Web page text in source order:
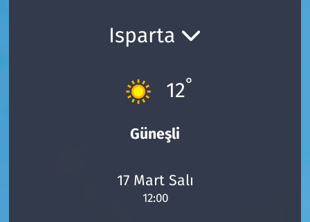
Isparta
12°
Güneşli
17 Mart Salı
12:00